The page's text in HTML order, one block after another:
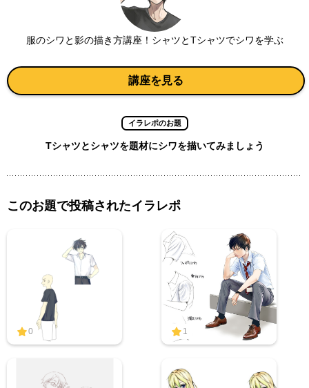
服のシワと影の描き方講座！シャツとTシャツでシワを学ぶ
講座を見る
イラレポのお題
Tシャツとシャツを題材にシワを描いてみましょう
このお題で投稿されたイラレポ
0 1